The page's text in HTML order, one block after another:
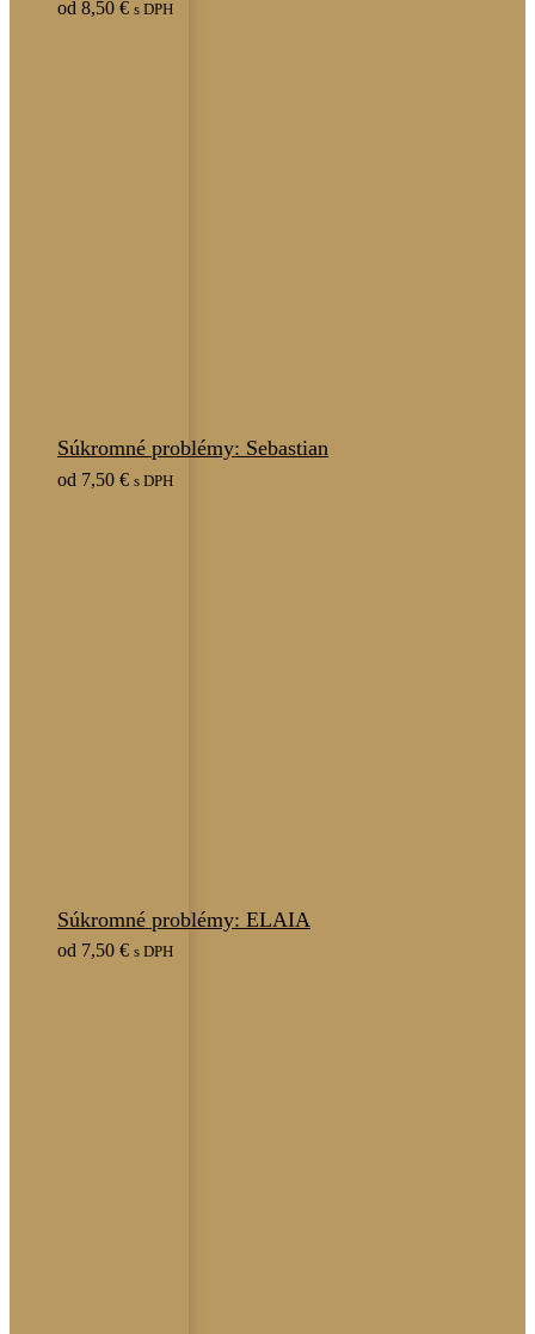
od 8,50 € s DPH
Súkromné problémy: Sebastian
od 7,50 € s DPH
Súkromné problémy: ELAIA
od 7,50 € s DPH